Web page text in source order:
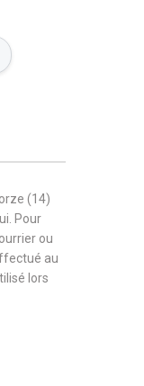
(14)
Pour
ou
au
lors